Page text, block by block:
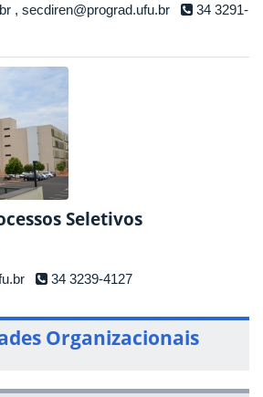
, secdiren@prograd.ufu.br
34 3291-
Seletivos
34 3239-4127
Organizacionais